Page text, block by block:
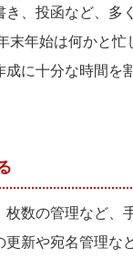
き、投函など、多
末年始は何かと忙
成に十分な時間を
数の管理など、
更新や宛名管理な